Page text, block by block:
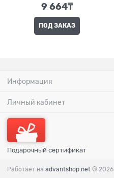
9 664₸
ПОД ЗАКАЗ
Информация
Личный кабинет
Подарочный сертификат
Работает на advantshop.net © 2026